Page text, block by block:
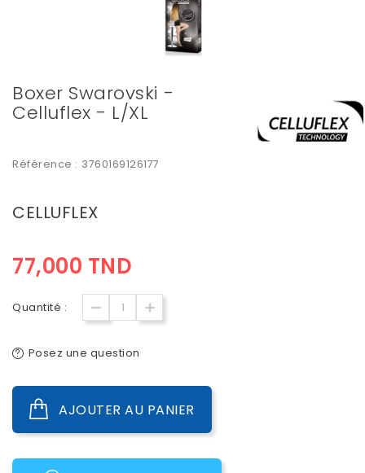
Boxer Swarovski -
Celluflex - L/XL
Référence : 3760169126177
CELLUFLEX
77,000 TND
Quantité :
Posez une question
AJOUTER AU PANIER